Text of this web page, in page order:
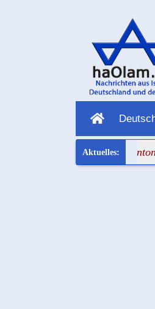
zwischen zwei Antonovs